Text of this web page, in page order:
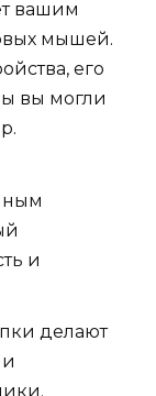
вашим
мышей.
его
вы могли
и
делают